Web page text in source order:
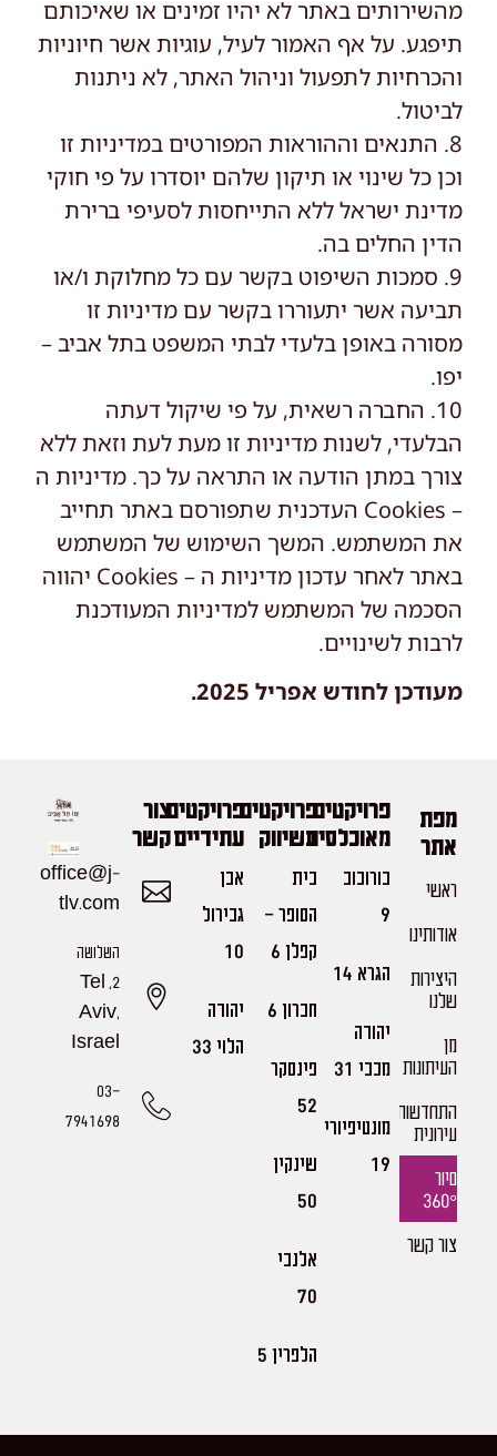
מהשירותים באתר לא יהיו זמינים או שאיכותם
תיפגע. על אף האמור לעיל, עוגיות אשר חיוניות
והכרחיות לתפעול וניהול האתר, לא ניתנות
לביטול.
8. התנאים וההוראות המפורטים במדיניות זו
וכן כל שינוי או תיקון שלהם יוסדרו על פי חוקי
מדינת ישראל ללא התייחסות לסעיפי ברירת
הדין החלים בה.
9. סמכות השיפוט בקשר עם כל מחלוקת ו/או
תביעה אשר יתעוררו בקשר עם מדיניות זו
מסורה באופן בלעדי לבתי המשפט בתל אביב –
יפו.
10. החברה רשאית, על פי שיקול דעתה
הבלעדי, לשנות מדיניות זו מעת לעת וזאת ללא
צורך במתן הודעה או התראה על כך. מדיניות ה
– Cookies העדכנית שתפורסם באתר תחייב
את המשתמש. המשך השימוש של המשתמש
באתר לאחר עדכון מדיניות ה – Cookies יהווה
הסכמה של המשתמש למדיניות המעודכנת
לרבות לשינויים.
מעודכן לחודש אפריל 2025.
מפת
אתר
ראשי
אודותינו
היצירות
שלנו​
מן
העיתונות
התחדשות
עירונית
סיור
360°
צור קשר
פרויקטים
מאוכלסים
בורוכוב
9
הגרא 14
יהודה
מכבי 31
מונטיפיורי
19
פרויקטים
בשיווק
בית
הסופר -
קפלן 6
חברון 6
פינסקר
52
שינקין
50
אלנבי
70
הלפרין 5
פרויקטים
עתידיים
אבן
גבירול
10
יהודה
הלוי 33
צור
קשר
office@j-
tlv.com
השלושה
2, Tel
Aviv,
Israel
03-
7941698